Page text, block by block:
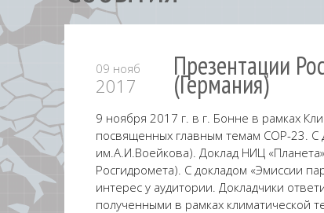
09 нояб
2017
Презентации
(Германия)
9 ноября 2017 г. в г. Бонне в рамках
посвященных главным темам COP-23. С
им.А.И.Воейкова). Доклад НИЦ
Росгидромета). С докладом «Эмиссии
интерес у аудитории. Докладчики
полученными в рамках климатической